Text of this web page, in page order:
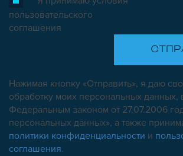
пользовательского
соглашения
Нажимая кнопку «Отправить», я даю
обработку моих персональных данных,
Федеральным законом от 27.07.2006
персональных данных», а также
политики конфиденциальности и
соглашения.